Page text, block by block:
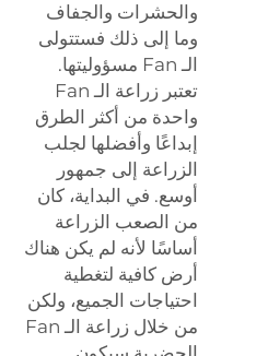
والحشرات والجفاف
وما إلى ذلك فستتولى
الـ Fan مسؤوليتها.
تعتبر زراعة الـ Fan
واحدة من أكثر الطرق
إبداعًا وأفضلها لجلب
الزراعة إلى جمهور
أوسع. في البداية، كان
من الصعب الزراعة
أساسًا لأنه لم يكن هناك
أرض كافية لتغطية
احتياجات الجميع، ولكن
من خلال زراعة الـ Fan